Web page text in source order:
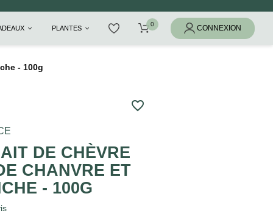
PLANTES
- 100g
favorite_border
DE CHÈVRE
CHANVRE ET
- 100G